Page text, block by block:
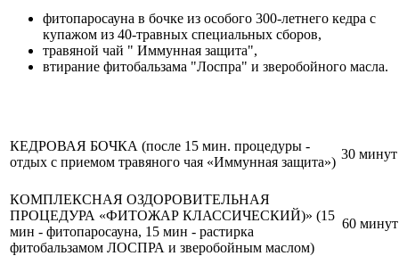
фитопаросауна в бочке из особого 300-летнего кедра с
купажом из 40-травных специальных сборов,
травяной чай " Иммунная защита",
втирание фитобальзама "Лоспра" и зверобойного масла.
КЕДРОВАЯ БОЧКА (после 15 мин. процедуры -
отдых с приемом травяного чая «Иммунная защита»)
30 минут
КОМПЛЕКСНАЯ ОЗДОРОВИТЕЛЬНАЯ
ПРОЦЕДУРА «ФИТОЖАР КЛАССИЧЕСКИЙ)» (15
мин - фитопаросауна, 15 мин - растирка
фитобальзамом ЛОСПРА и зверобойным маслом)
60 минут